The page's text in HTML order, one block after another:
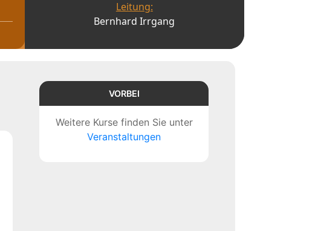
Leitung:
Bernhard Irrgang
VORBEI
Weitere Kurse finden Sie unter
Veranstaltungen